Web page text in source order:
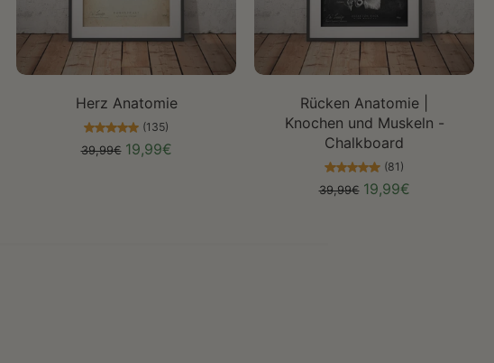
Herz Anatomie
(135)
39,99€ 19,99€
Rücken Anatomie |
Knochen und Muskeln -
Chalkboard
(81)
39,99€ 19,99€